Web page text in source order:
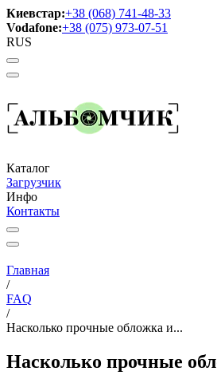
Киевстар:+38 (068) 741-48-33
Vodafone:+38 (075) 973-07-51
RUS
Каталог
Загрузчик
Инфо
Контакты
Главная
/
FAQ
/
Насколько прочные обложка и...
Насколько прочные